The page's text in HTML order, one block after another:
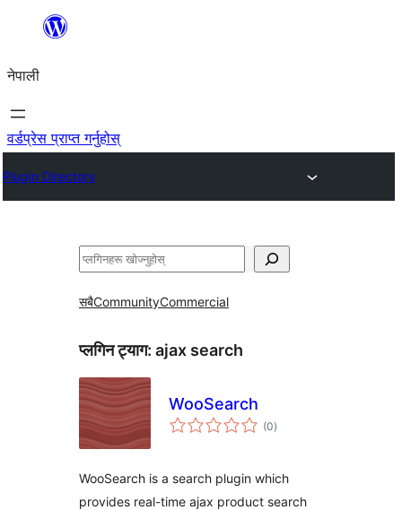
सामग्रीमा
नेपाली
वर्डप्रेस प्राप्त गर्नुहोस्
Plugin Directory
खोज्नुहोस्
सबैCommunityCommercial
प्लगिन ट्याग: ajax search
WooSearch
(0कुल
रेटिङ्गहरू
)
WooSearch is a search plugin which
provides real-time ajax product search